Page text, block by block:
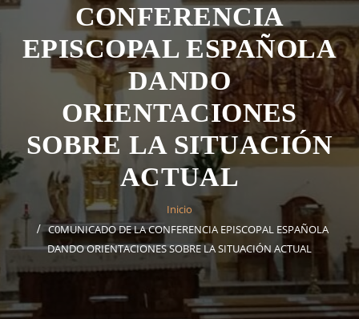
CONFERENCIA
EPISCOPAL ESPAÑOLA
DANDO
ORIENTACIONES
SOBRE LA SITUACIÓN
ACTUAL
Inicio
C0MUNICADO DE LA CONFERENCIA EPISCOPAL ESPAÑOLA
DANDO ORIENTACIONES SOBRE LA SITUACIÓN ACTUAL